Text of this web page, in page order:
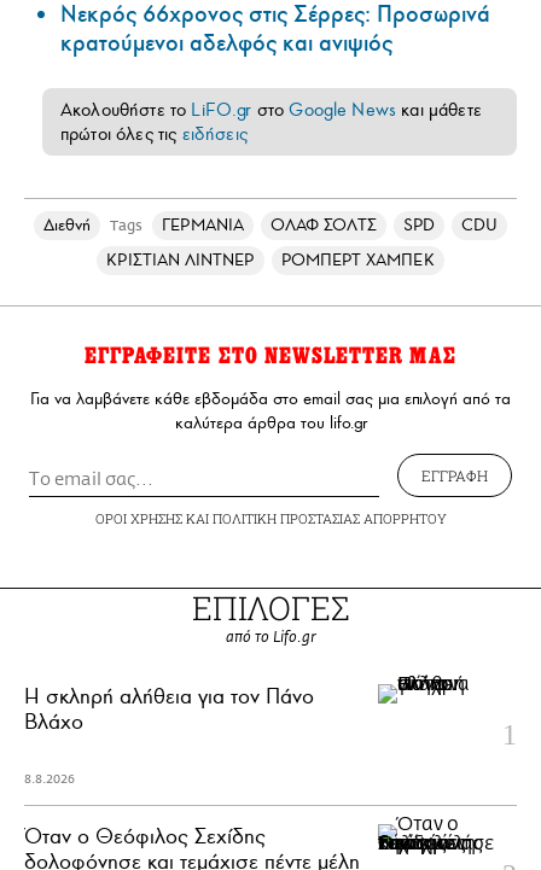
Νεκρός 66χρονος στις Σέρρες: Προσωρινά
κρατούμενοι αδελφός και ανιψιός
Ακολουθήστε το LiFO.gr στοGoogle News και μάθετε
πρώτοι όλες τις ειδήσεις
Διεθνή Tags ΓΕΡΜΑΝΙΑ ΟΛΑΦ ΣΟΛΤΣ SPD
CDU
ΚΡΙΣΤΙΑΝ ΛΙΝΤΝΕΡ
ΡΟΜΠΕΡΤ ΧΑΜΠΕΚ
ΕΓΓΡΑΦΕΙΤΕ ΣΤΟ NEWSLETTER ΜΑΣ
Για να λαμβάνετε κάθε εβδομάδα στο email σας μια επιλογή από τα
καλύτερα άρθρα του lifo.gr
ΕΓΓΡΑΦΗ
ΟΡΟΙ ΧΡΗΣΗΣΚΑΙ ΠΟΛΙΤΙΚΗ ΠΡΟΣΤΑΣΙΑΣ ΑΠΟΡΡΗΤΟΥ
ΕΠΙΛΟΓΕΣ
από το Lifo.gr
H σκληρή αλήθεια για τον Πάνο
Βλάχο
8.8.2026
Όταν ο Θεόφιλος Σεχίδης
δολοφόνησε και τεμάχισε πέντε μέλη